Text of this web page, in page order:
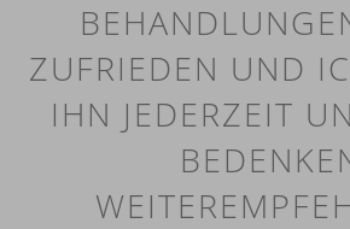
ZUFRIEDEN UND
IHN JEDERZEIT